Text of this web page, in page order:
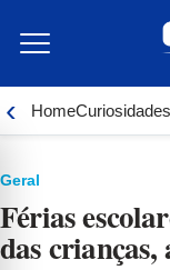
para
conteúdo
‹ HomeCuriosidades
Geral
Férias
das crianças,